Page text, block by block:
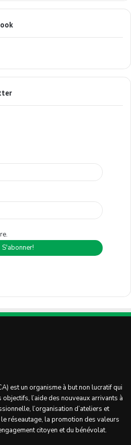
est un organisme à but non lucratif qui
l’aide des nouveaux arrivants à
l’organisation d’ateliers et
réseautage, la promotion des valeurs
citoyen et du bénévolat.